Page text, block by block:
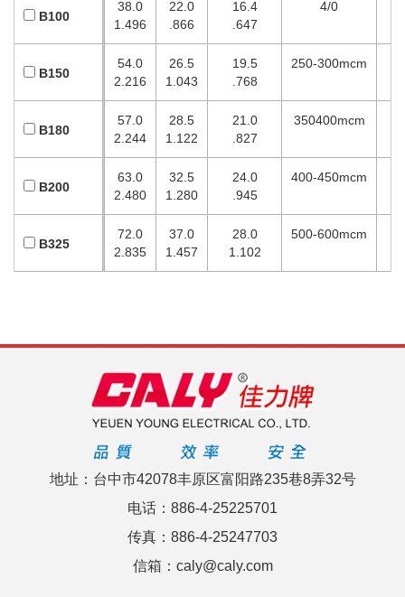
38.0
1.496
22.0
.866
16.4
.647
4/0
54.0
2.216
26.5
1.043
19.5
.768
250-300mcm
57.0
2.244
28.5
1.122
21.0
.827
350400mcm
63.0
2.480
32.5
1.280
24.0
.945
400-450mcm
72.0
2.835
37.0
1.457
28.0
1.102
500-600mcm
B100
B150
B180
B200
B325
地址：台中市42078丰原区富阳路235巷8弄32号
电话：886-4-25225701
传真：886-4-25247703
信箱：caly@caly.com